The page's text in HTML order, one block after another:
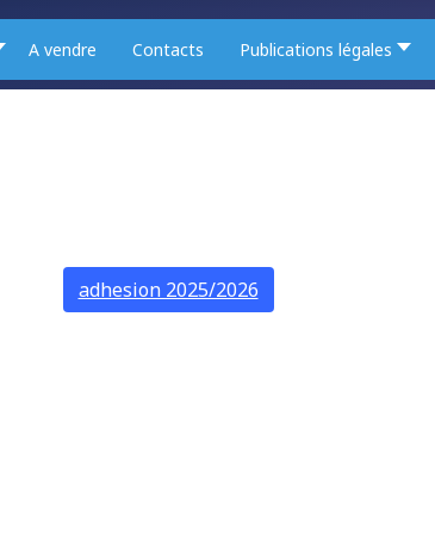
A vendre Contacts Publications légales
adhesion 2025/2026